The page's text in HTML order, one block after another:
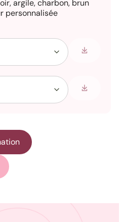
argile, charbon, brun
personnalisée